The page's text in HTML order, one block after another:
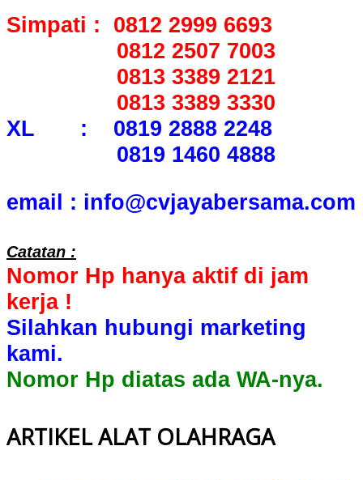
Simpati : 0812 2999 6693
0812 2507 7003
0813 3389 2121
0813 3389 3330
XL : 0819 2888 2248
0819 1460 4888
email : info@cvjayabersama.com
Catatan :
Nomor Hp hanya aktif di jam
kerja !
Silahkan hubungi marketing
kami.
Nomor Hp diatas ada WA-nya.
ARTIKEL ALAT OLAHRAGA